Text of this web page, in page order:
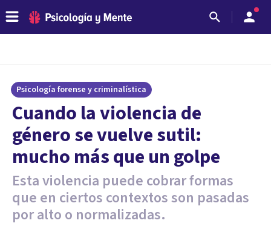
Psicología forense y criminalística
Cuando la violencia de
género se vuelve sutil:
mucho más que un golpe
Esta violencia puede cobrar formas
que en ciertos contextos son pasadas
por alto o normalizadas.